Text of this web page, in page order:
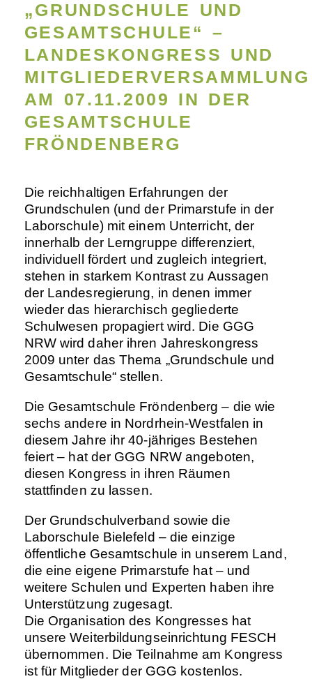
„GRUNDSCHULE UND
GESAMTSCHULE“ –
LANDESKONGRESS UND
MITGLIEDERVERSAMMLUNG
AM 07.11.2009 IN DER
GESAMTSCHULE
FRÖNDENBERG
Die reichhaltigen Erfahrungen der
Grundschulen (und der Primarstufe in der
Laborschule) mit einem Unterricht, der
innerhalb der Lerngruppe differenziert,
individuell fördert und zugleich integriert,
stehen in starkem Kontrast zu Aussagen
der Landesregierung, in denen immer
wieder das hierarchisch gegliederte
Schulwesen propagiert wird. Die GGG
NRW wird daher ihren Jahreskongress
2009 unter das Thema „Grundschule und
Gesamtschule“ stellen.
Die Gesamtschule Fröndenberg – die wie
sechs andere in Nordrhein-Westfalen in
diesem Jahre ihr 40-jähriges Bestehen
feiert – hat der GGG NRW angeboten,
diesen Kongress in ihren Räumen
stattfinden zu lassen.
Der Grundschulverband sowie die
Laborschule Bielefeld – die einzige
öffentliche Gesamtschule in unserem Land,
die eine eigene Primarstufe hat – und
weitere Schulen und Experten haben ihre
Unterstützung zugesagt.
Die Organisation des Kongresses hat
unsere Weiterbildungseinrichtung FESCH
übernommen. Die Teilnahme am Kongress
ist für Mitglieder der GGG kostenlos.